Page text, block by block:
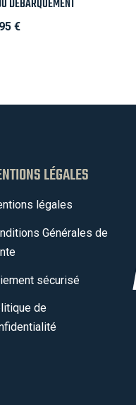
DÉBARQUEMENT
€
LÉGALES
légales
Générales de
sécurisé
de